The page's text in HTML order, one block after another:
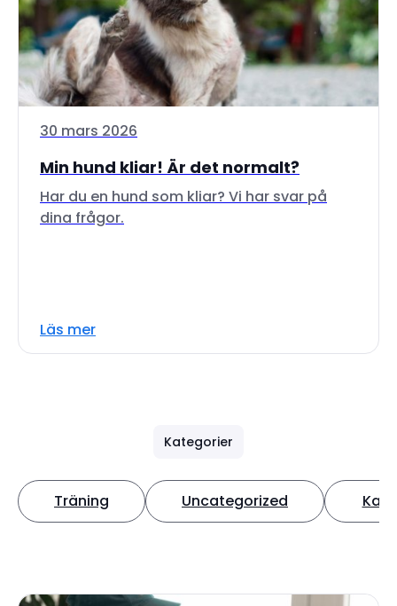
30 mars 2026
Min hund kliar! Är det normalt?
Har du en hund som kliar? Vi har svar på
dina frågor.
Läs mer
Kategorier
Träning Uncategorized Katt